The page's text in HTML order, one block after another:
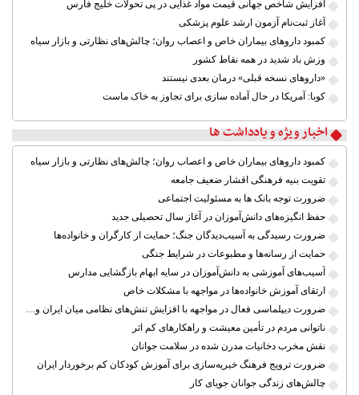
افزایش شاخص جهانی قیمت مواد غذایی در پی تحولات خلیج فارس
آغاز ثبت‌نام آزمون ارشد علوم پزشکی
کمبود داروهای بیماران خاص و اعصاب روان؛ چالش‌های نظارتی و بازار سیاه
وزش باد شدید در همه نقاط کشور
«داروهای نسخه قبلی» درمان بعدی نیستند
کوبا: آمریکا در حال آماده سازی برای تجاوز به خاک ماست
اخبار ویژه و یادداشت ها
کمبود داروهای بیماران خاص و اعصاب روان؛ چالش‌های نظارتی و بازار سیاه
تقویت بنیه فرهنگی اقشار ضعیف جامعه
ضرورت توجه بانک ها به مسئولیت اجتماعی
حفظ انگیزه‌های دانش‌آموزان در آغاز سال تحصیلی جدید
ضرورت رسیدگی به آسیب‌دیدگان جنگ؛ حمایت از کارگران و خانواده‌ها
حمایت از رسانه‌ها و مطبوعات در شرایط جنگی
آسیب‌های آموزشی به دانش‌آموزان در سایه ابهام بازگشایی مدارس
ارتقای آموزش خانواده‌ها در مواجهه با مشکلات خاص
ضرورت دیپلماسی فعال در مواجهه با افزایش تنش‌های نظامی میان ایران و آمریکا
ناتوانی مردم در تأمین معیشت و راهکارهای کم اثر
نقش مخرب دخانیات مدرن شده در سلامت جوانان
ضرورت ترویج فرهنگ خیریه‌سازی برای آموزش کودکان کم برخوردار ایران
چالش‌های زندگی جوانان جویای کار